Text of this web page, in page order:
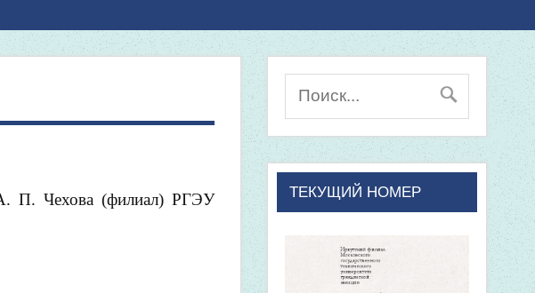
А. П. Чехова (филиал) РГЭУ
ТЕКУЩИЙ НОМЕР